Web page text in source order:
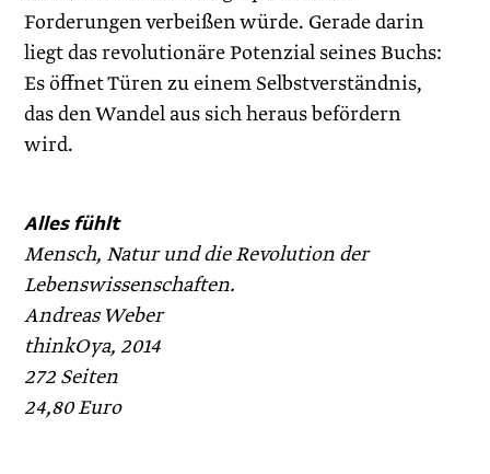
Forderungen verbeißen würde. Gerade darin
liegt das revolutionäre Potenzial seines Buchs:
Es öffnet Türen zu einem Selbstverständnis,
das den Wandel aus sich heraus befördern
wird.
Alles fühlt
Mensch, Natur und die Revolution der
Lebenswissenschaften.
Andreas Weber
thinkOya, 2014
272 Seiten
24,80 Euro